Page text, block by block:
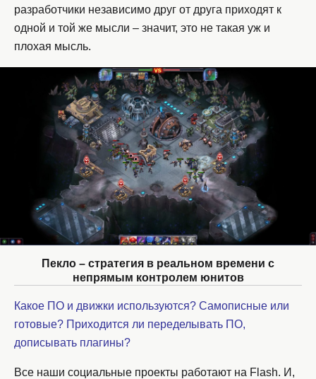
разработчики независимо друг от друга приходят к
одной и той же мысли – значит, это не такая уж и
плохая мысль.
Пекло – стратегия в реальном времени с
непрямым контролем юнитов
Какое ПО и движки используются? Самописные или
готовые? Приходится ли переделывать ПО,
дописывать плагины?
Все наши социальные проекты работают на Flash. И,